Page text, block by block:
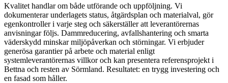
Kvalitet handlar om både utförande och uppföljning. Vi
dokumenterar underlagets status, åtgärdsplan och materialval, gör
egenkontroller i varje steg och säkerställer att leverantörernas
anvisningar följs. Dammreducering, avfallshantering och smarta
väderskydd minskar miljöpåverkan och störningar. Vi erbjuder
generösa garantier på arbete och material enligt
systemleverantörernas villkor och kan presentera referensprojekt i
Bettna och resten av Sörmland. Resultatet: en trygg investering och
en fasad som håller.